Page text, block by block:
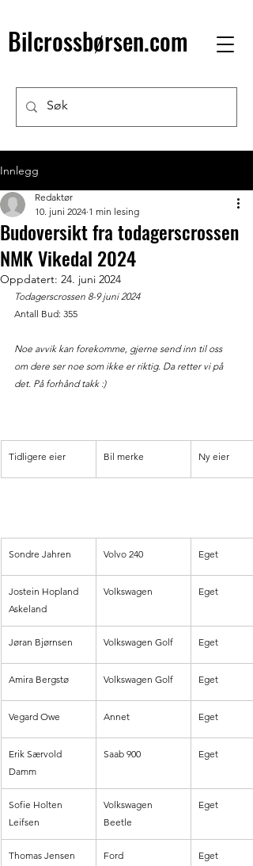
Bilcrossbørsen.com
Innlegg
Budoversikt fra todagerscrossen
NMK Vikedal 2024
Redaktør
10. juni 2024 1 min lesing
Oppdatert: 24. juni 2024
Todagerscrossen 8-9 juni 2024
Antall Bud: 355
Noe avvik kan forekomme, gjerne send inn til oss
om dere ser noe som ikke er riktig. Da retter vi på
det. På forhånd takk :)
Tidligere eier Bil merke Ny eier
Sondre Jahren Volvo 240 Eget
Jostein Hopland
Askeland
Volkswagen Eget
Jøran Bjørnsen Volkswagen Golf Eget
Amira Bergstø Volkswagen Golf Eget
Vegard Owe Annet Eget
Erik Særvold
Damm
Saab 900 Eget
Sofie Holten
Leifsen
Volkswagen
Beetle
Eget
Thomas Jensen
Ford Eget